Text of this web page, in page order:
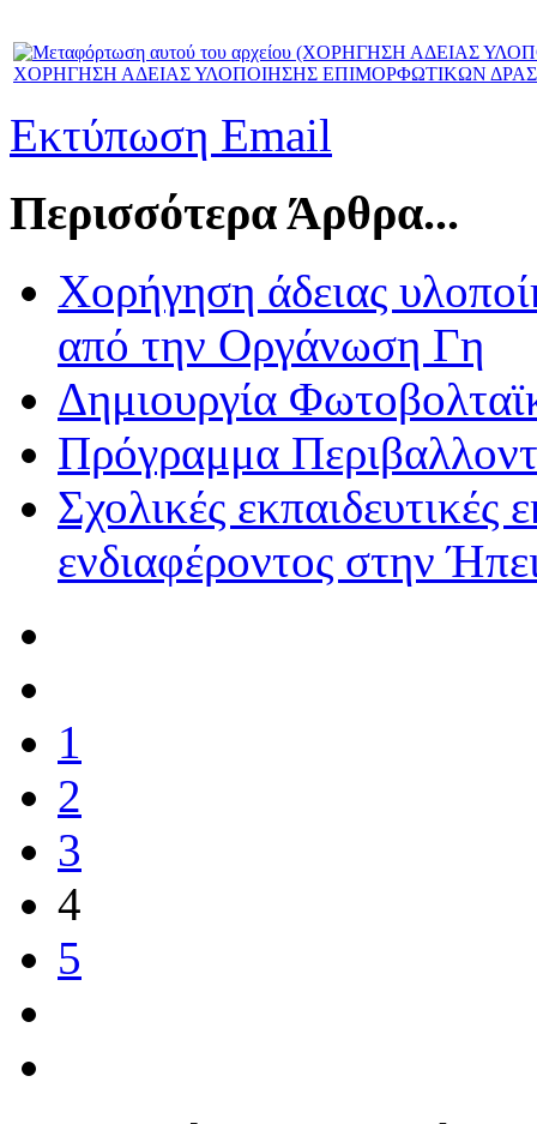
ΧΟΡΗΓΗΣΗ ΑΔΕΙΑΣ ΥΛΟΠΟΙΗΣΗΣ ΕΠΙΜΟΡΦΩΤΙΚΩΝ
Εκτύπωση Email
Περισσότερα Άρθρα...
Χορήγηση άδειας
από την Οργάνωση Γη
Δημιουργία
Πρόγραμμα
Σχολικές εκπαιδευτικές
ενδιαφέροντος στην
1
2
3
4
5